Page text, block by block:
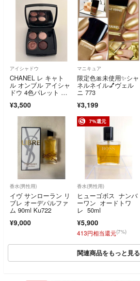
アイシャドウ
CHANEL レ キャト
ル オンブル アイシャ
ドウ 4色パレット ブ
¥3,500
マニキュア
限定色🎀未使用✨シャ
ネルネイル💅ヴェル
ニ 773
¥3,199
香水(男性用)
イヴ サンローラン リ
ブレ オーデパルファ
ム 90ml Ku722
¥9,000
7%還元
香水(男性用)
ヒューゴボス ナンバ
ーワン オードトワ
レ 50ml
¥5,900
413円相当還元(7%)
関連商品をもっと見る